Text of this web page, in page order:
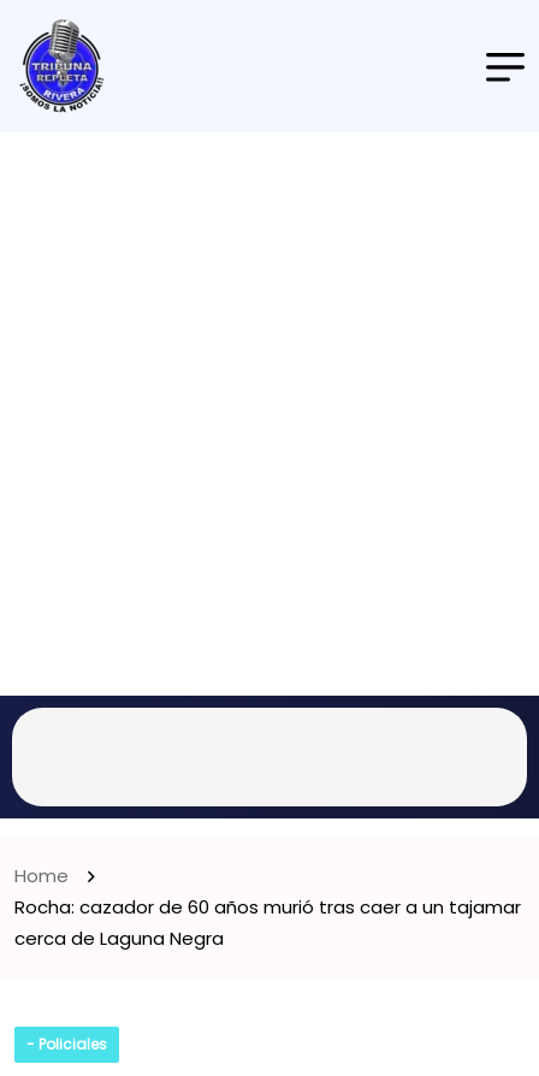
Home
Rocha: cazador de 60 años murió tras caer a un tajamar
cerca de Laguna Negra
- Policiales